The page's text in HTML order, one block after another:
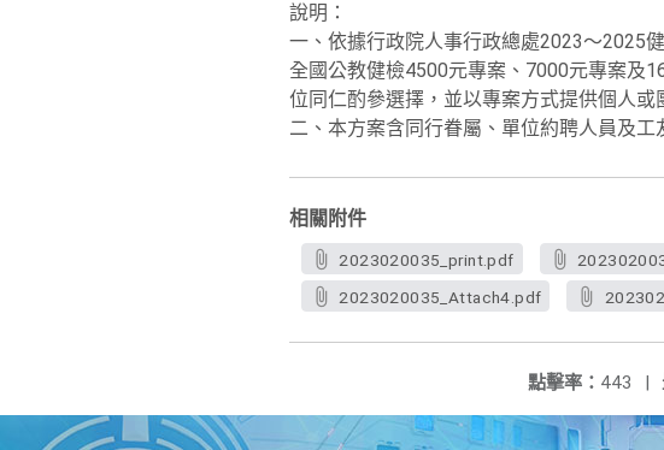
說明：
一、依據行政院人事行政總處2023～2025
全國公教健檢4500元專案、7000元專案及
位同仁酌參選擇，並以專案方式提供個人
二、本方案含同行眷屬、單位約聘人員及
相關附件
2023020035_print.pdf
2023020035_Attach4.pdf
點擊率： 443 |